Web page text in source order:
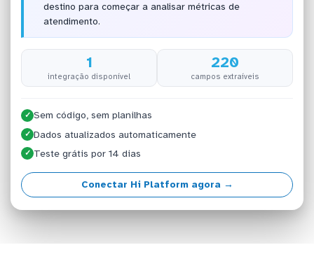
destino para começar a analisar métricas de
atendimento.
1
integração disponível
220
campos extraíveis
✓ Sem código, sem planilhas
✓ Dados atualizados automaticamente
✓ Teste grátis por 14 dias
Conectar Hi Platform agora →